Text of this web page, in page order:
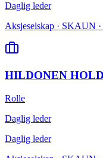
Daglig leder
Aksjeselskap · SKAUN
HILDONEN
Rolle
Daglig leder
Daglig leder